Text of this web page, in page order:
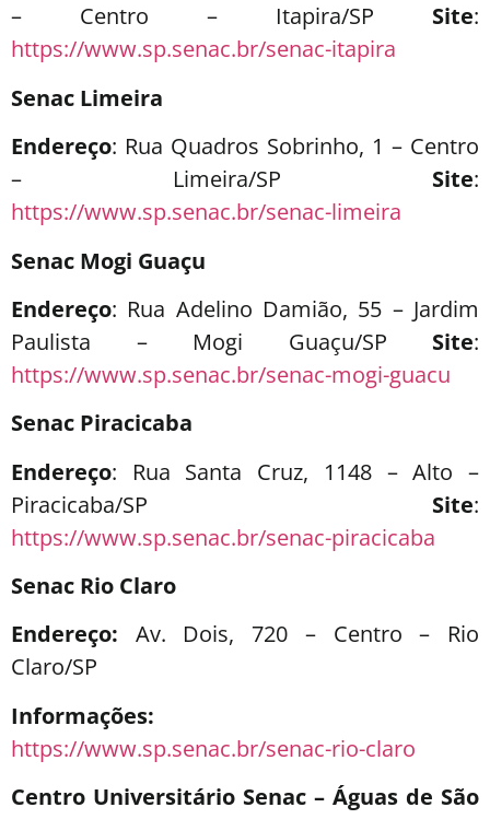
– Centro – Itapira/SP Site:
https://www.sp.senac.br/senac-itapira
Senac Limeira
Endereço: Rua Quadros Sobrinho, 1 – Centro
– Limeira/SP Site:
https://www.sp.senac.br/senac-limeira
Senac Mogi Guaçu
Endereço: Rua Adelino Damião, 55 – Jardim
Paulista – Mogi Guaçu/SP Site:
https://www.sp.senac.br/senac-mogi-guacu
Senac Piracicaba
Endereço: Rua Santa Cruz, 1148 – Alto –
Piracicaba/SP Site:
https://www.sp.senac.br/senac-piracicaba
Senac Rio Claro
Endereço: Av. Dois, 720 – Centro – Rio
Claro/SP
Informações:
https://www.sp.senac.br/senac-rio-claro
Centro Universitário Senac – Águas de São